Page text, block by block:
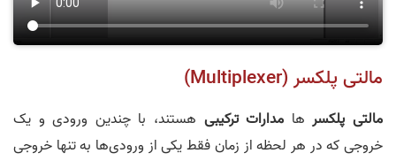
مالتی پلکسر (Multiplexer)
مالتی پلکسر ‌ها مدارات ترکیبی هستند، با چندین ورودی و یک
خروجی که در هر لحظه از زمان فقط یکی از ورودی‌ها به تنها خروجی